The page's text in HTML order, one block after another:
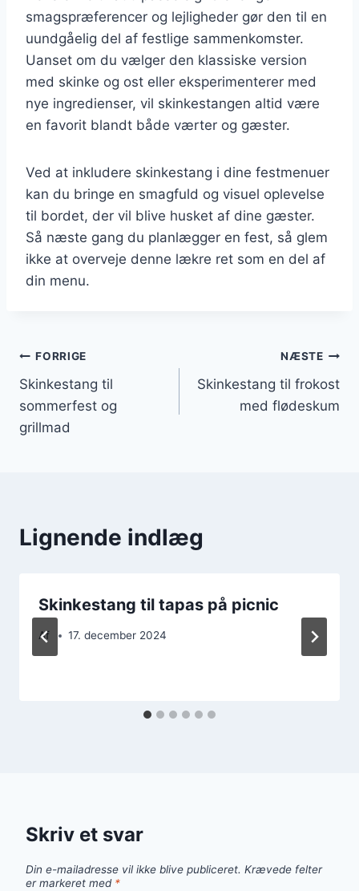
smagspræferencer og lejligheder gør den til en
uundgåelig del af festlige sammenkomster.
Uanset om du vælger den klassiske version
med skinke og ost eller eksperimenterer med
nye ingredienser, vil skinkestangen altid være
en favorit blandt både værter og gæster.
Ved at inkludere skinkestang i dine festmenuer
kan du bringe en smagfuld og visuel oplevelse
til bordet, der vil blive husket af dine gæster.
Så næste gang du planlægger en fest, så glem
ikke at overveje denne lækre ret som en del af
din menu.
Indlægsnavigation
FORRIGE
Skinkestang til
sommerfest og
grillmad
NÆSTE
Skinkestang til frokost
med flødeskum
Lignende indlæg
Skinkestang til tapas på picnic
Af 17. december 2024
Skriv et svar
Din e-mailadresse vil ikke blive publiceret. Krævede felter
er markeret med *